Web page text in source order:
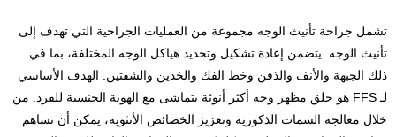
تشمل جراحة تأنيث الوجه مجموعة من العمليات الجراحية التي تهدف إلى
تأنيث الوجه. يتضمن إعادة تشكيل وتحديد هياكل الوجه المختلفة، بما في
ذلك الجبهة والأنف والذقن وخط الفك والخدين والشفتين. الهدف الأساسي
لـ FFS هو خلق مظهر وجه أكثر أنوثة يتماشى مع الهوية الجنسية للفرد. من
خلال معالجة السمات الذكورية وتعزيز الخصائص الأنثوية، يمكن أن تساهم